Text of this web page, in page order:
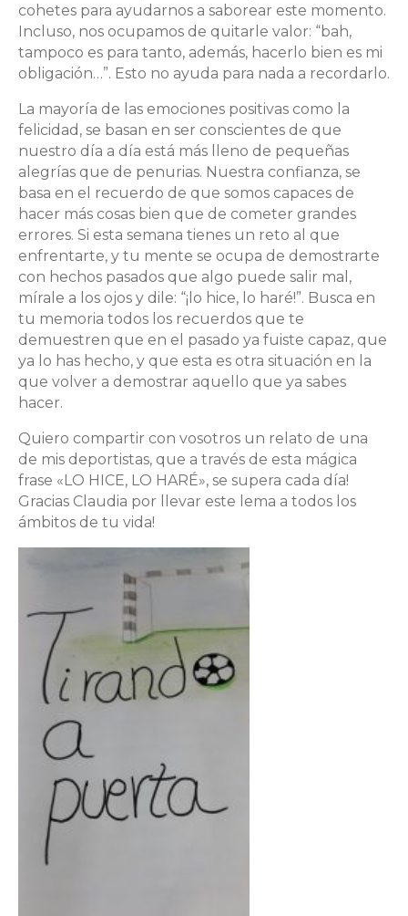
cohetes para ayudarnos a saborear este momento.
Incluso, nos ocupamos de quitarle valor: “bah,
tampoco es para tanto, además, hacerlo bien es mi
obligación…”. Esto no ayuda para nada a recordarlo.
La mayoría de las emociones positivas como la
felicidad, se basan en ser conscientes de que
nuestro día a día está más lleno de pequeñas
alegrías que de penurias. Nuestra confianza, se
basa en el recuerdo de que somos capaces de
hacer más cosas bien que de cometer grandes
errores. Si esta semana tienes un reto al que
enfrentarte, y tu mente se ocupa de demostrarte
con hechos pasados que algo puede salir mal,
mírale a los ojos y dile: “¡lo hice, lo haré!”. Busca en
tu memoria todos los recuerdos que te
demuestren que en el pasado ya fuiste capaz, que
ya lo has hecho, y que esta es otra situación en la
que volver a demostrar aquello que ya sabes
hacer.
Quiero compartir con vosotros un relato de una
de mis deportistas, que a través de esta mágica
frase «LO HICE, LO HARÉ», se supera cada día!
Gracias Claudia por llevar este lema a todos los
ámbitos de tu vida!